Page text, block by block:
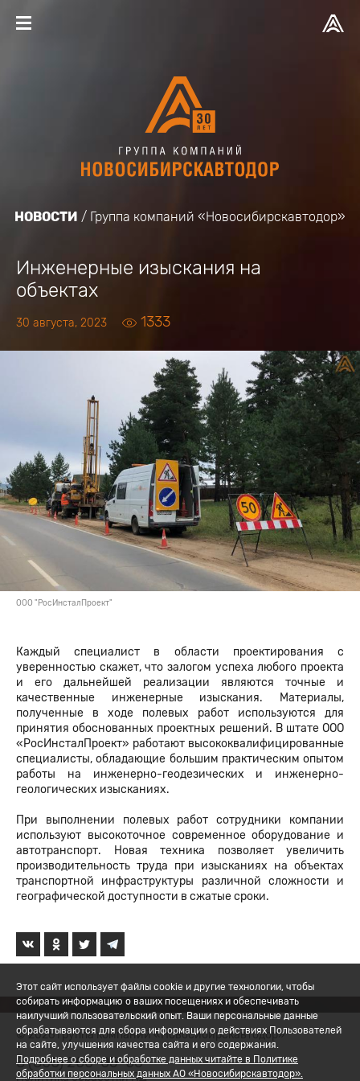
НОВОСТИ Группа компаний «Новосибирскавтодор»
Инженерные изыскания на
объектах
30 августа, 2023 1333
ООО "РосИнсталПроект"
Каждый специалист в области проектирования с
уверенностью скажет, что залогом успеха любого проекта
и его дальнейшей реализации являются точные и
качественные инженерные изыскания. Материалы,
полученные в ходе полевых работ используются для
принятия обоснованных проектных решений. В штате ООО
«РосИнсталПроект» работают высококвалифицированные
специалисты, обладающие большим практическим опытом
работы на инженерно-геодезических и инженерно-
геологических изысканиях.
При выполнении полевых работ сотрудники компании
используют высокоточное современное оборудование и
автотранспорт. Новая техника позволяет увеличить
производительность труда при изысканиях на объектах
транспортной инфраструктуры различной сложности и
географической доступности в сжатые сроки.
© 2026 Группа компаний «Новосибирскавтодор»
8 (800) 200-05-06
Политика обработки ПД
Этот сайт использует файлы cookie и другие технологии, чтобы
собирать информацию о ваших посещениях и обеспечивать
наилучший пользовательский опыт. Ваши персональные данные
обрабатываются для сбора информации о действиях Пользователей
на сайте, улучшения качества сайта и его содержания.
Подробнее о сборе и обработке данных читайте в Политике
обработки персональных данных АО «Новосибирскавтодор».